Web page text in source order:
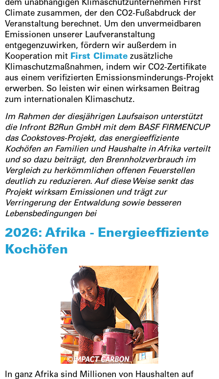
dem unabhängigen Klimaschutzunternehmen First
Climate zusammen, der den CO2-Fußabdruck der
Veranstaltung berechnet. Um den unvermeidbaren
Emissionen unserer Laufveranstaltung
entgegenzuwirken, fördern wir außerdem in
Kooperation mit First Climate zusätzliche
Klimaschutzmaßnahmen, indem wir CO2-Zertifikate
aus einem verifizierten Emissionsminderungs-Projekt
erwerben. So leisten wir einen wirksamen Beitrag
zum internationalen Klimaschutz.
Im Rahmen der diesjährigen Laufsaison unterstützt
die Infront B2Run GmbH mit dem BASF FIRMENCUP
das Cookstoves-Projekt, das energieeffiziente
Kochöfen an Familien und Haushalte in Afrika verteilt
und so dazu beiträgt, den Brennholzverbrauch im
Vergleich zu herkömmlichen offenen Feuerstellen
deutlich zu reduzieren. Auf diese Weise senkt das
Projekt wirksam Emissionen und trägt zur
Verringerung der Entwaldung sowie besseren
Lebensbedingungen bei
2026: Afrika - Energieeffiziente
Kochöfen
In ganz Afrika sind Millionen von Haushalten auf